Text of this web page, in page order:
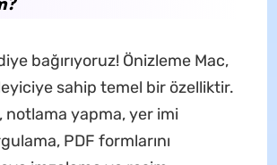
bağırıyoruz! Önizleme Mac,
sahip temel bir özelliktir.
notlama yapma, yer imi
PDF formlarını